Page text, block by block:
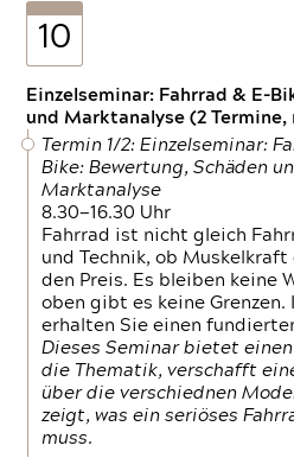
10
Einzelseminar: Fahrrad & E-
und Marktanalyse (2
Termin 1/2: Einzelseminar:
Bike: Bewertung, Schäden
Marktanalyse
8.30—16.30 Uhr
Fahrrad ist nicht gleich
und Technik, ob
den Preis. Es bleiben keine
oben gibt es keine
erhalten Sie einen
Dieses Seminar bietet
die Thematik, verschafft
über die verschiednen
zeigt, was ein seriöses
muss.